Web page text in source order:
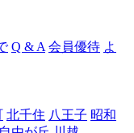
ャ
由
Q & A 会員優待 よ
北千住 八王子 昭和